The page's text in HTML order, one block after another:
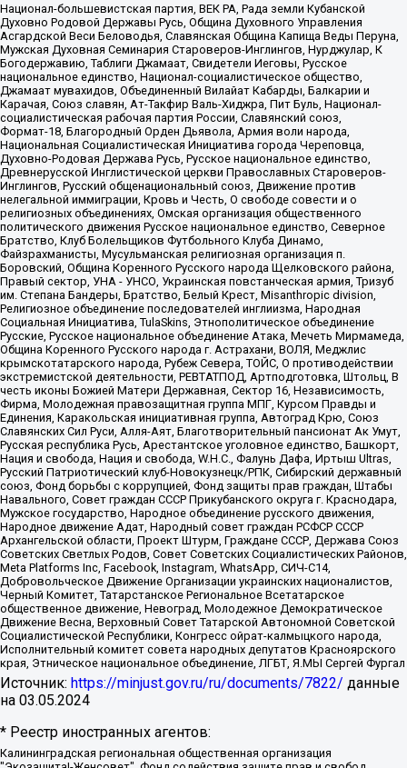
Национал-большевистская партия, ВЕК РА, Рада земли Кубанской
Духовно Родовой Державы Русь, Община Духовного Управления
Асгардской Веси Беловодья, Славянская Община Капища Веды Перуна,
Мужская Духовная Семинария Староверов-Инглингов, Нурджулар, К
Богодержавию, Таблиги Джамаат, Свидетели Иеговы, Русское
национальное единство, Национал-социалистическое общество,
Джамаат мувахидов, Объединенный Вилайат Кабарды, Балкарии и
Карачая, Союз славян, Ат-Такфир Валь-Хиджра, Пит Буль, Национал-
социалистическая рабочая партия России, Славянский союз,
Формат-18, Благородный Орден Дьявола, Армия воли народа,
Национальная Социалистическая Инициатива города Череповца,
Духовно-Родовая Держава Русь, Русское национальное единство,
Древнерусской Инглистической церкви Православных Староверов-
Инглингов, Русский общенациональный союз, Движение против
нелегальной иммиграции, Кровь и Честь, О свободе совести и о
религиозных объединениях, Омская организация общественного
политического движения Русское национальное единство, Северное
Братство, Клуб Болельщиков Футбольного Клуба Динамо,
Файзрахманисты, Мусульманская религиозная организация п.
Боровский, Община Коренного Русского народа Щелковского района,
Правый сектор, УНА - УНСО, Украинская повстанческая армия, Тризуб
им. Степана Бандеры, Братство, Белый Крест, Misanthropic division,
Религиозное объединение последователей инглиизма, Народная
Социальная Инициатива, TulaSkins, Этнополитическое объединение
Русские, Русское национальное объединение Атака, Мечеть Мирмамеда,
Община Коренного Русского народа г. Астрахани, ВОЛЯ, Меджлис
крымскотатарского народа, Рубеж Севера, ТОЙС, О противодействии
экстремистской деятельности, РЕВТАТПОД, Артподготовка, Штольц, В
честь иконы Божией Матери Державная, Сектор 16, Независимость,
Фирма, Молодежная правозащитная группа МПГ, Курсом Правды и
Единения, Каракольская инициативная группа, Автоград Крю, Союз
Славянских Сил Руси, Алля-Аят, Благотворительный пансионат Ак Умут,
Русская республика Русь, Арестантское уголовное единство, Башкорт,
Нация и свобода, Нация и свобода, W.H.С., Фалунь Дафа, Иртыш Ultras,
Русский Патриотический клуб-Новокузнецк/РПК, Сибирский державный
союз, Фонд борьбы с коррупцией, Фонд защиты прав граждан, Штабы
Навального, Совет граждан СССР Прикубанского округа г. Краснодара,
Мужское государство, Народное объединение русского движения,
Народное движение Адат, Народный совет граждан РСФСР СССР
Архангельской области, Проект Штурм, Граждане СССР, Держава Союз
Советских Светлых Родов, Совет Советских Социалистических Районов,
Meta Platforms Inc, Facebook, Instagram, WhatsApp, СИЧ-С14,
Добровольческое Движение Организации украинских националистов,
Черный Комитет, Татарстанское Региональное Всетатарское
общественное движение, Невоград, Молодежное Демократическое
Движение Весна, Верховный Совет Татарской Автономной Советской
Социалистической Республики, Конгресс ойрат-калмыцкого народа,
Исполнительный комитет совета народных депутатов Красноярского
края, Этническое национальное объединение, ЛГБТ, Я.МЫ Сергей Фургал
Источник: https://minjust.gov.ru/ru/documents/7822/ данные
на 03.05.2024
* Реестр иностранных агентов:
Калининградская региональная общественная организация "Экозащита!-Женсовет", Фонд содействия защите прав и свобод граждан "Общественный вердикт", Фонд "Институт Развития Свободы Информации", Частное учреждение "Информационное агентство МЕМО. РУ", Региональная общественная организация "Общественная комиссия по сохранению наследия академика Сахарова", Фонд поддержки свободы прессы, Санкт-Петербургская общественная правозащитная организация "Гражданский контроль", Межрегиональная общественная организация "Информационно-просветительский центр "Мемориал", Региональный Фонд "Центр Защиты Прав Средств Массовой Информации", с 05.12.2023 Фонд "Центр Защиты Прав Средств массовой информации", Региональная общественная благотворительная организация помощи беженцам и мигрантам "Гражданское содействие", Негосударственное образовательное учреждение дополнительного профессионального образования (повышение квалификации) специалистов "АКАДЕМИЯ ПО ПРАВАМ ЧЕЛОВЕКА", Свердловская региональная общественная организация "Сутяжник", Автономная некоммерческая организация "Центр независимых социологических исследований", Союз общественных объединений "Российский исследовательский центр по правам человека", Региональное общественное учреждение научно-информационный центр "МЕМОРИАЛ", Некоммерческая организация "Фонд защиты гласности", Автономная некоммерческая организация "Институт прав человека", Городская общественная организация "Екатеринбургское общество "МЕМОРИАЛ", Городская общественная организация "Рязанское историко-просветительское и правозащитное общество "Мемориал" (Рязанский Мемориал), Челябинский региональный орган общественной самодеятельности – женское общественное объединение "Женщины Евразии", Челябинский региональный орган общественной самодеятельности "Уральская правозащитная группа", Фонд содействия защите здоровья и социальной справедливости имени Андрея Рылькова, Автономная Некоммерческая Организация "Аналитический Центр Юрия Левады", Автономная некоммерческая организация социальной поддержки населения "Проект Апрель", Региональная общественная организация помощи женщинам и детям, находящимся в кризисной ситуации "Информационно-методический центр "Анна", Фонд содействия развитию массовых коммуникаций и правовому просвещению "Так-так-Так", Фонд содействия устойчивому развитию "Серебряная тайга", Свердловский региональный общественный фонд социальных проектов "Новое время", "Idel.Реалии", Кавказ.Реалии, Крым.Реалии, Телеканал Настоящее Время, Татаро-башкирская служба Радио Свобода (Azatliq Radiosi), Радио Свободная Европа/Радио Свобода (PCE/PC), "Сибирь.Реалии", "Фактограф", Благотворительный фонд помощи осужденным и их семьям, Автономная некоммерческая организация "Институт глобализации и социальных движений", Фонд "В защиту прав заключенных", Частное учреждение "Центр поддержки и содействия развитию средств массовой информации", Пензенский региональный общественный благотворительный фонд "Гражданский союз", "Север.Реалии", Некоммерческая организация Фонд "Правовая инициатива", Общество с ограниченной ответственностью "Радио Свободная Европа/Радио Свобода", Чешское информационное агентство "MEDIUM-ORIENT", Красноярская региональная общественная организация "Мы против СПИДа", Камалягин Денис Николаевич, Маркелов Сергей Евгеньевич, Пономарев Лев Александрович, Савицкая Людмила Алексеевна, Автономная некоммерческая организация "Центр по работе с проблемой насилия "НАСИЛИЮ.НЕТ", Межрегиональный профессиональный союз работников здравоохранения "Альянс врачей", Юридическое лицо, зарегистрированное в Латвийской Республике, SIA "Medusa Project" (регистрационный номер 40103797863, дата регистрации 10.06.2014), Некоммерческая организация "Фонд по борьбе с коррупцией", Автономная некоммерческая организация "Институт права и публичной политики", Баданин Роман Сергеевич, Гликин Максим Александрович, Железнова Мария Михайловна, Лукьянова Юлия Сергеевна, Маетная Елизавета Витальевна, Маняхин Петр Борисович, Чуракова Ольга Владимировна, Ярош Юлия Петровна, Юридическое лицо "The Insider SIA", зарегистрированное в Риге, Латвийская Республика (дата регистрации 26.06.2015), являющееся администратором доменного имени интернет-издания "The Insider SIA", https://theins.ru, Постернак Алексей Евгеньевич, Рубин Михаил Аркадьевич, Анин Роман Александрович, Юридическое лицо Istories fonds, зарегистрированное в Латвийской Республике (регистрационный номер 50008295751, дата регистрации 24.02.2020), Великовский Дмитрий Александрович, Долинина Ирина Николаевна, Мароховская Алеся Алексеевна, Шлейнов Роман Юрьевич, Шмагун Олеся Валентиновна, Общество с ограниченной ответственностью "Альтаир 2021", Общество с ограниченной ответственностью "Вега 2021", Общество с ограниченной ответственностью "Главный редактор 2021", Общество с ограниченной ответственностью "Ромашки монолит", Важенков Артем Валерьевич, Ивановская областная общественная организация "Центр гендерных исследований", Гурман Юрий Альбертович, Медиапроект "ОВД-Инфо", Егоров Владимир Владимирович, Жилинский Владимир Александрович, Общество с ограниченной ответственностью "ЗП", Иванова София Юрьевна, Карезина Инна Павловна, Кильтау Екатерина Викторовна, Петров Алексей Викторович, Пискунов Сергей Евгеньевич, Смирнов Сергей Сергеевич, Тихонов Михаил Сергеевич, Общество с ограниченной ответственностью "ЖУРНАЛИСТ-ИНОСТРАННЫЙ АГЕНТ", Арапова Галина Юрьевна, Вольтская Татьяна Анатольевна, Американская компания "Mason G.E.S. Anonymous Foundation" (США), являющаяся владельцем интернет-издания https://mnews.world/, Компания "Stichting Bellingcat", зарегистрированная в Нидерландах (дата регистрации 11.07.2018), Захаров Андрей Вячеславович, Клепиковская Екатерина Дмитриевна, Общество с ограниченной ответственностью "МЕМО", Перл Роман Александрович, Симонов Евгений Алексеевич, Соловьева Елена Анатольевна, Сотников Даниил Владимирович, Сурначева Елизавета Дмитриевна, Автономная некоммерческая организация по защите прав человека и информированию населения "Якутия – Наше Мнение", Общество с ограниченной ответственностью "Москоу диджитал медиа", с 26.01.2023 Общество с ограниченной ответственностью "Чайка Белые сады", Ветошкина Валерия Валерьевна, Заговора Максим Александрович, Межрегиональное общественное движение "Российская ЛГБТ - сеть", Оленичев Максим Владимирович, Павлов Иван Юрьевич, Скворцова Елена Сергеевна, Общество с ограниченной ответственностью "Как бы инагент", Кочетков Игорь Викторович, Общество с ограниченной ответственностью "Честные выборы", Еланчик Олег Александрович, Общество с ограниченной ответственностью "Нобелевский призыв", Гималова Регина Эмилевна, Григорьев Андрей Валерьевич, Григорьева Алина Александровна, Ассоциация по содействию защите прав призывников, альтернативнослужащих и военнослужащих "Правозащитная группа "Гражданин.Армия.Право", Хисамова Регина Фаритовна, Автономная некоммерческая организация по реализации социально-правовых программ "Лилит", Дальневосточное общественное движение "Маяк", Санкт-Петербургская ЛГБТ-инициативная группа "Выход", Инициативная группа ЛГБТ+ "Реверс", Алексеев Андрей Викторович, Бекбулатова Таисия Львовна, Беляев Иван Михайлович, Владыкина Елена Сергеевна, Гельман Марат Александрович, Никульшина Вероника Юрьевна, Толоконникова Надежда Андреевна, Шендерович Виктор Анатольевич, Общество с ограниченной ответственностью "Данное сообщение", Общество с ограниченной ответственностью Издательский дом "Новая глава", Айнбиндер Александра Александровна, Московский комьюнити-центр для ЛГБТ+инициатив, Благотворительный фонд развития филантропии, Deutsche Welle (Германия, Kurt-Schumacher-Strasse 3, 53113 Bonn), Борзунова Мария Михайловна, Воробьев Виктор Викторович, Голубева Анна Львовна, Константинова Алла Михайловна, Малкова Ирина Владимировна, Мурадов Мурад Абдулгалимович, Осетинская Елизавета Николаевна, Понасенков Евгений Николаевич, Ганапольский Матвей Юрьевич, Киселев Евгений Алексеевич, Борухович Ирина Григорьевна, Дремин Иван Тимофеевич, Дубровский Дмитрий Викторович, Красноярская региональная общественная организация поддержки и развития альтернативных образовательных технологий и межкультурных коммуникаций "ИНТЕРРА", Маяковская Екатерина Алексеевна, Фейгин Марк Захарович, Филимонов Андрей Викторович, Дзугкоева Регина Николаевна, Доброхотов Роман Александрович, Дудь Юрий Александрович, Елкин Сергей Владимирович, Кругликов Кирилл Игоревич, Сабунаева Мария Леонидовна, Семенов Алексей Владимирович, Шаинян Карен Багратович, Шульман Екатерина Михайловна, Асафьев Артур Валерьевич, Вахштайн Виктор Семенович, Венедиктов Алексей Алексеевич, Лушникова Екатерина Евгеньевна, Волков Леонид Михайлович, Невзоров Александр Глебович, Пархоменко Сергей Борисович, Сироткин Ярослав Николаевич, Кара-Мурза Владимир Владимирович, Баранова Наталья Владимировна, Гозман Леонид Яковлевич, Кагарлицкий Борис Юльевич, Климарев Михаил Валерьевич, Милов Владимир Станиславович, Автономная некоммерческая организация Краснодарский центр современного искусства "Типография", Моргенштерн Алишер Тагирович, Соболь Любовь Эдуардовна, Общество с ограниченной ответственностью "ЛИЗА НОРМ", Каспаров Гарри Кимович, Ходорковский Михаил Борисович, Общество с ограниченной ответственностью "Апрельские тезисы", Данилович Ирина Брониславовна, Кашин Олег Владимирович, Петров Николай Владимирович, Пивоваров Алексей Владимирович, Соколов Михаил Владимирович, Цветкова Юлия Владимировна, Чичваркин Евгений Александрович, Комитет против пыток/Команда против пыток, Общество с ограниченной ответственностью "Первый научный", Общество с ограниченной ответственностью "Вертолет и ко", Белоцерковская Вероника Борисовна, Кац Максим Евгеньевич, Лазарева Татьяна Юрьевна, Шаведдинов Руслан Табризович, Яшин Илья Валерьевич, Общество с ограниченной ответственностью "Иноагент ААВ", Алешковский Дмитрий Петрович, Альбац Евгения Марковна, Быков Дмитрий Львович, Галямина Юлия Евгеньевна, Лойко Сергей Леонидович, Мартынов Кирилл Константинович, Медведев Сергей Александрович, Крашенинников Федор Геннадиевич, Гордеева Катерина Вл